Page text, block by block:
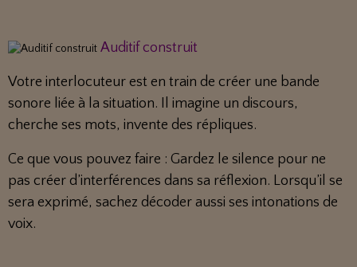
Auditif construit
Votre interlocuteur est en train de créer une bande
sonore liée à la situation. Il imagine un discours,
cherche ses mots, invente des répliques.
Ce que vous pouvez faire : Gardez le silence pour ne
pas créer d’interférences dans sa réflexion. Lorsqu’il se
sera exprimé, sachez décoder aussi ses intonations de
voix.